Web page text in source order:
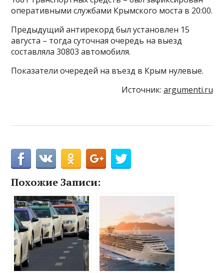
оперативными службами Крымского моста в 20:00.
Предыдущий антирекорд был установлен 15
августа – тогда суточная очередь на выезд
составляла 30803 автомобиля.
Показатели очередей на въезд в Крым нулевые.
Источник: argumenti.ru
Похожие Записи: